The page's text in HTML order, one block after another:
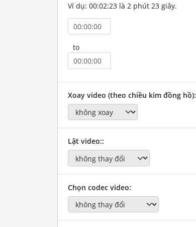
Ví dụ: 00:02:23 là 2 phút 23 giây.
to
Xoay video (theo chiều kim đồng hồ):
Lật video::
Chọn codec video: